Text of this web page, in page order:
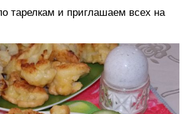
тарелкам и приглашаем всех на